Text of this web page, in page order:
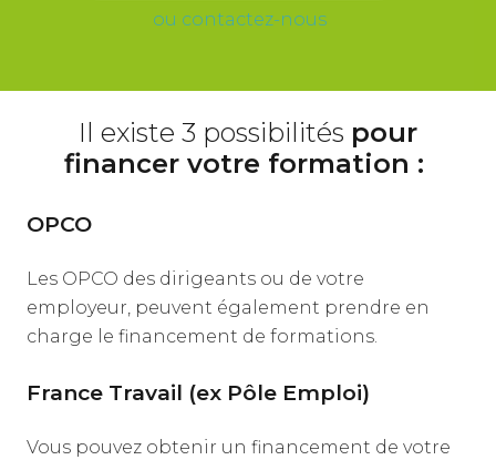
ou contactez-nous
Il existe 3 possibilités pour
financer votre formation :
OPCO
Les OPCO des dirigeants ou de votre
employeur, peuvent également prendre en
charge le financement de formations.
France Travail (ex Pôle Emploi)
Vous pouvez obtenir un financement de votre